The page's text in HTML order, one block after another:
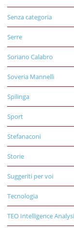
Senza categoria
Serre
Soriano Calabro
Soveria Mannelli
Spilinga
Sport
Stefanaconi
Storie
Suggeriti per voi
Tecnologia
TEO Intelligence